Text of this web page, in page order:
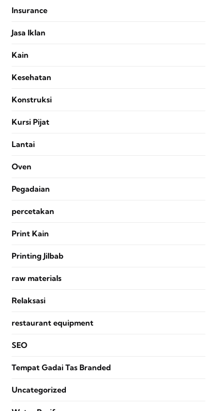
Insurance
Jasa Iklan
Kain
Kesehatan
Konstruksi
Kursi Pijat
Lantai
Oven
Pegadaian
percetakan
Print Kain
Printing Jilbab
raw materials
Relaksasi
restaurant equipment
SEO
Tempat Gadai Tas Branded
Uncategorized